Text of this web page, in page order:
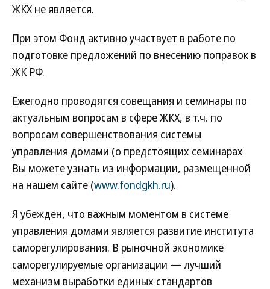
ЖКХ не является.
При этом Фонд активно участвует в работе по
подготовке предложений по внесению поправок в
ЖК РФ.
Ежегодно проводятся совещания и семинары по
актуальным вопросам в сфере ЖКХ, в т.ч. по
вопросам совершенствования системы
управления домами (о предстоящих семинарах
Вы можете узнать из информации, размещенной
на нашем сайте (www.fondgkh.ru).
Я убежден, что важным моментом в системе
управления домами является развитие института
саморегулирования. В рыночной экономике
саморегулируемые организации — лучший
механизм выработки единых стандартов